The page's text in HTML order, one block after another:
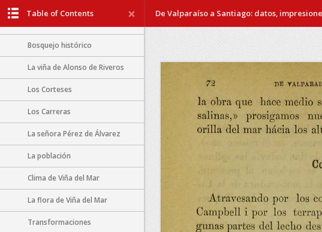
De Valparaíso a Santiago: datos,
Table of Contents
Bosquejo histórico
La viña de Alonso de Riveros
Los Corteses
Los Carreras
La señora Pérez de Álvarez
La población
Clima de Viña del Mar
La flora de Viña del Mar
Transformaciones